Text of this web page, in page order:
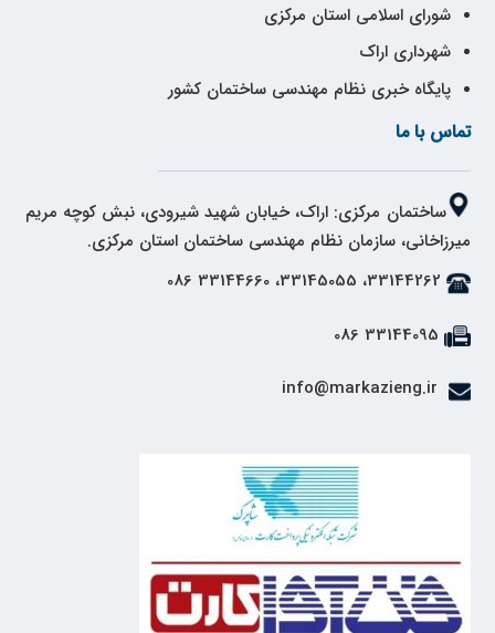
شورای اسلامی استان مرکزی
شهرداری اراک
پایگاه خبری نظام مهندسی ساختمان کشور
تماس با ما
ساختمان مرکزی: اراک، خیابان شهید شیرودی، نبش کوچه مریم
میرزاخانی، سازمان نظام مهندسی ساختمان استان مرکزی.
33144262، 33145055، 33144660 086
33144095 086